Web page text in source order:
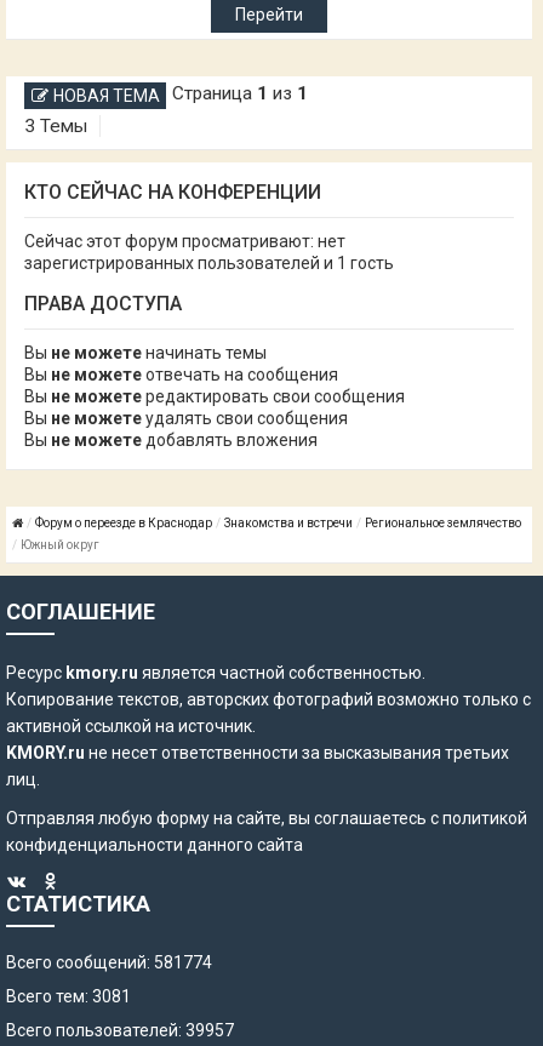
НОВАЯ ТЕМА
3 Темы
Страница 1 из 1
КТО СЕЙЧАС НА КОНФЕРЕНЦИИ
Сейчас этот форум просматривают: нет
зарегистрированных пользователей и 1 гость
ПРАВА ДОСТУПА
Вы не можетеначинать темы
Вы не можетеотвечать на сообщения
Вы не можетередактировать свои сообщения
Вы не можетеудалять свои сообщения
Вы не можете добавлять вложения
Форум о переезде в Краснодар Знакомства и встречи
Региональное землячество
Южный округ
СОГЛАШЕНИЕ
Ресурс kmory.ru является частной собственностью.
Копирование текстов, авторских фотографий возможно только с
активной ссылкой на источник.
KMORY.ru не несет ответственности за высказывания третьих
лиц.
Отправляя любую форму на сайте, вы соглашаетесь сполитикой
конфиденциальности данного сайта
СТАТИСТИКА
Всего сообщений: 581774
Всего тем: 3081
Всего пользователей: 39957